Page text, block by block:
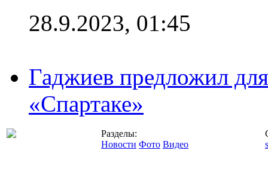
28.9.2023, 01:45
Гаджиев предложил
«Спартаке»
Разделы:
Новости Фото Видео